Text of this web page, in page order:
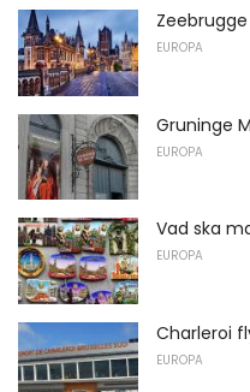
Zeebrugge
EUROPA
Gruninge
EUROPA
Vad ska
EUROPA
Charleroi
EUROPA